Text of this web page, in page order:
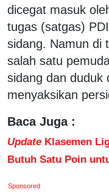
dicegat masuk
tugas (satgas)
sidang. Namun di
salah satu
sidang dan duduk
menyaksikan
Baca Juga :
Update Klasemen
Butuh Satu Poin
Sponsored